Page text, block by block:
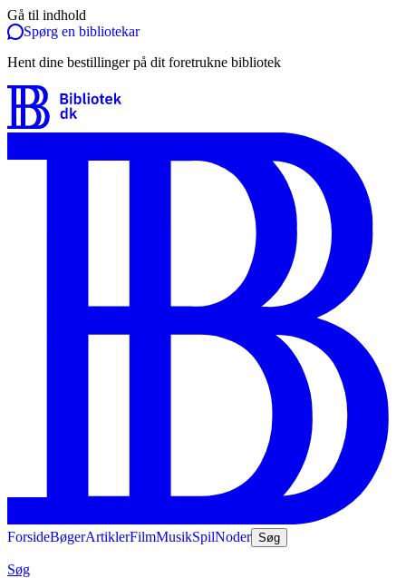
Gå til indhold
Spørg en bibliotekar
Hent dine bestillinger på dit foretrukne bibliotek
ForsideBøgerArtiklerFilmMusikSpilNoder Søg
Søg